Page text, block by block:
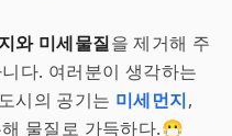
와 미세물질을 제거해 주
다. 여러분이 생각하는
시의 공기는 미세먼지,
물질로 가득하다.😷